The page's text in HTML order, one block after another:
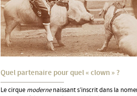
Quel partenaire pour quel « clown » ?
Le cirque modernenaissant s’inscrit dans la